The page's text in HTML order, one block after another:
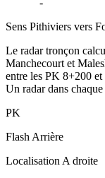
-
Sens Pithiviers vers
Le radar tronçon
Manchecourt et
entre les PK 8+200 et
Un radar dans
PK
Flash Arrière
Localisation A droite